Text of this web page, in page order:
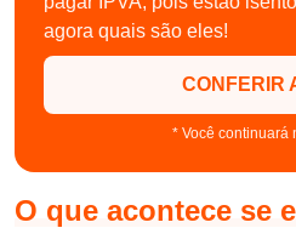
agora quais são eles!
CONFERIR
* Você continuará
O que acontece se